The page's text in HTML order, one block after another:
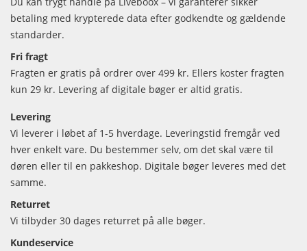
betaling med krypterede data efter godkendte og gældende
standarder.
Fri fragt
Fragten er gratis på ordrer over 499 kr. Ellers koster fragten
kun 29 kr. Levering af digitale bøger er altid gratis.
Levering
Vi leverer i løbet af 1-5 hverdage. Leveringstid fremgår ved
hver enkelt vare. Du bestemmer selv, om det skal være til
døren eller til en pakkeshop. Digitale bøger leveres med det
samme.
Returret
Vi tilbyder 30 dages returret på alle bøger.
Kundeservice